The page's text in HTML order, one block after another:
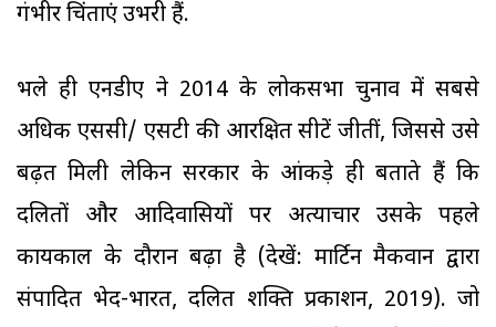
गंभीर चिंताएं उभरी हैं.
भले ही एनडीए ने 2014 के लोकसभा चुनाव में सबसे
अधिक एससी/ एसटी की आरक्षित सीटें जीतीं, जिससे उसे
बढ़त मिली लेकिन सरकार के आंकड़े ही बताते हैं कि
दलितों और आदिवासियों पर अत्याचार उसके पहले
कार्यकाल के दौरान बढ़ा है (देखें: मार्टिन मैकवान द्वारा
संपादित भेद-भारत, दलित शक्ति प्रकाशन, 2019). जो